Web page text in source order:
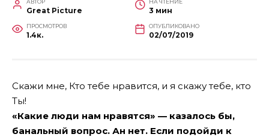
АВТОР
Great Picture
НА ЧТЕНИЕ
3 мин
ПРОСМОТРОВ
1.4к.
ОПУБЛИКОВАНО
02/07/2019
Скажи мне, Кто тебе нравится, и я скажу тебе, кто
Ты!
«Какие люди нам нравятся» — казалось бы,
банальный вопрос. Ан нет. Если подойди к